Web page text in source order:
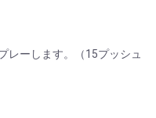
レーします。（15プッシュ